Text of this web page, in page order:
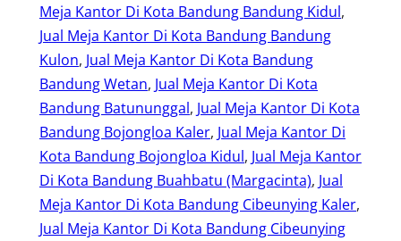
Meja Kantor Di Kota Bandung Bandung Kidul
Jual Meja Kantor Di Kota Bandung Bandung
Kulon, Jual Meja Kantor Di Kota Bandung
Bandung Wetan, Jual Meja Kantor Di Kota
Bandung Batununggal, Jual Meja Kantor Di Kota
Bandung Bojongloa Kaler, Jual Meja Kantor Di
Kota Bandung Bojongloa Kidul, Jual Meja Kantor
Di Kota Bandung Buahbatu (Margacinta), Jual
Meja Kantor Di Kota Bandung Cibeunying Kaler
Jual Meja Kantor Di Kota Bandung Cibeunying